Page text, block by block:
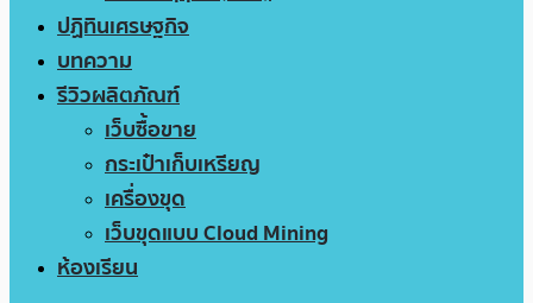
ปฏิทินเศรษฐกิจ
บทความ
รีวิวผลิตภัณฑ์
เว็บซื้อขาย
กระเป๋าเก็บเหรียญ
เครื่องขุด
เว็บขุดแบบ Cloud Mining
ห้องเรียน